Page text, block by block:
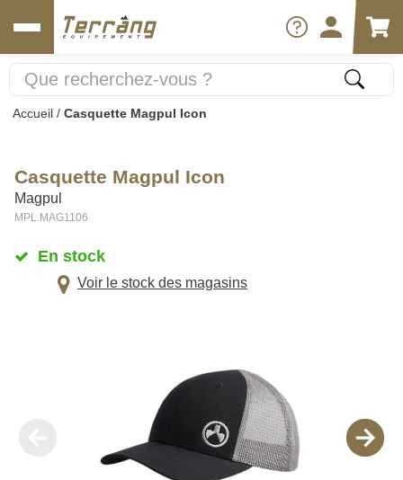
Accueil / Casquette Magpul Icon
Casquette Magpul Icon
Magpul
MPL.MAG1106
En stock
Voir le stock des magasins